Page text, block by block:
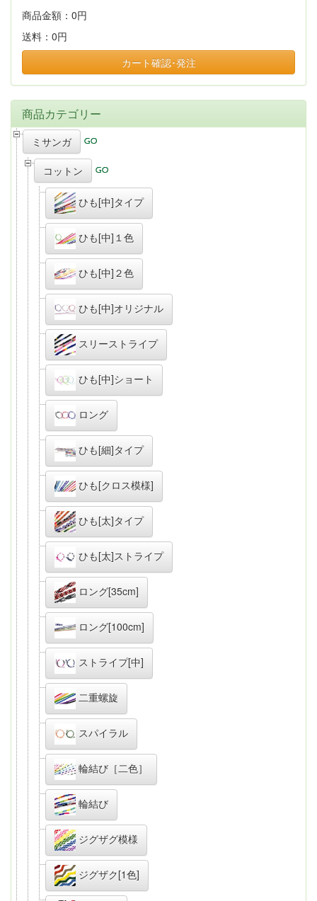
商品金額： 0円
送料： 0円
カート確認･発注
商品カテゴリー
ミサンガ
コットン
ひも[中]タイプ
ひも[中]１色
ひも[中]２色
ひも[中]オリジナル
スリーストライプ
ひも[中]ショート
ロング
ひも[細]タイプ
ひも[クロス模様]
ひも[太]タイプ
ひも[太]ストライプ
ロング[35cm]
ロング[100cm]
ストライプ[中]
二重螺旋
スパイラル
輪結び［二色］
輪結び
ジグザグ模様
ジグザク[1色]